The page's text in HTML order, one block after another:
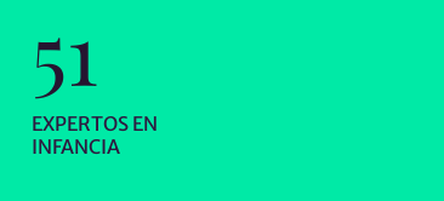
85
EXPERTOS EN
INFANCIA